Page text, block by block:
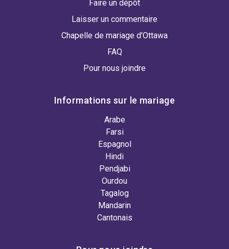
Faire un dépôt
Laisser un commentaire
Chapelle de mariage d'Ottawa
FAQ
Pour nous joindre
Informations sur le mariage
Arabe
Farsi
Espagnol
Hindi
Pendjabi
Ourdou
Tagalog
Mandarin
Cantonais